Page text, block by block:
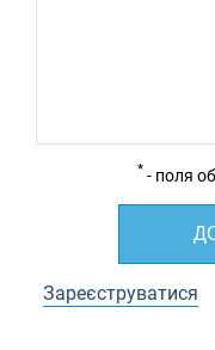
* - поля
Зареєструватися